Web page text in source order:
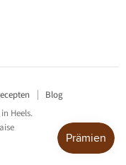
Blog
Heels.